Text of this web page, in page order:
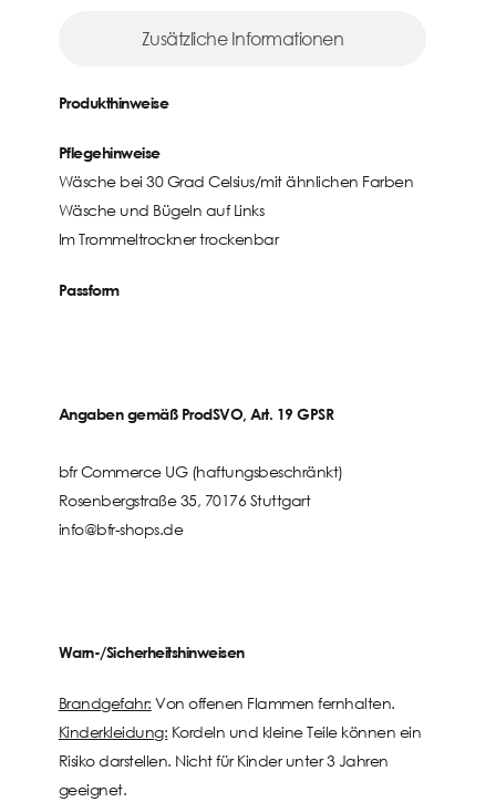
Zusätzliche Informationen
Produkthinweise
Pflegehinweise
Wäsche bei 30 Grad Celsius/mit ähnlichen Farben
Wäsche und Bügeln auf Links
Im Trommeltrockner trockenbar
Passform
Angaben gemäß ProdSVO, Art. 19 GPSR
bfr Commerce UG (haftungsbeschränkt)
Rosenbergstraße 35, 70176 Stuttgart
info@bfr-shops.de
Warn-/Sicherheitshinweisen
Brandgefahr: Von offenen Flammen fernhalten.
Kinderkleidung: Kordeln und kleine Teile können ein
Risiko darstellen. Nicht für Kinder unter 3 Jahren
geeignet.